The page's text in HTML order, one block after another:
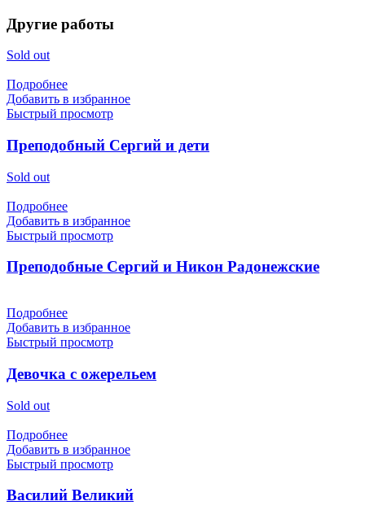
Другие работы
Sold out
Подробнее
Добавить в избранное
Быстрый просмотр
Преподобный Сергий и дети
Sold out
Подробнее
Добавить в избранное
Быстрый просмотр
Преподобные Сергий и Никон Радонежские
Подробнее
Добавить в избранное
Быстрый просмотр
Девочка с ожерельем
Sold out
Подробнее
Добавить в избранное
Быстрый просмотр
Василий Великий